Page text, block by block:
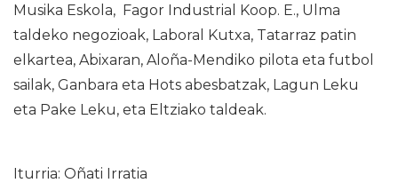
Musika Eskola, Fagor Industrial Koop. E., Ulma
taldeko negozioak, Laboral Kutxa, Tatarraz patin
elkartea, Abixaran, Aloña-Mendiko pilota eta futbol
sailak, Ganbara eta Hots abesbatzak, Lagun Leku
eta Pake Leku, eta Eltziako taldeak.
Iturria: Oñati Irratia